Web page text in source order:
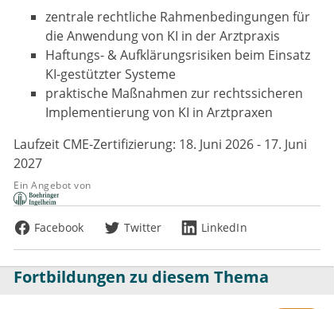
zentrale rechtliche Rahmenbedingungen für
die Anwendung von KI in der Arztpraxis
Haftungs- & Aufklärungsrisiken beim Einsatz
KI-gestützter Systeme
praktische Maßnahmen zur rechtssicheren
Implementierung von KI in Arztpraxen
Laufzeit CME-Zertifizierung: 18. Juni 2026 - 17. Juni
2027
Ein Angebot von
Facebook Twitter LinkedIn
Fortbildungen zu diesem Thema